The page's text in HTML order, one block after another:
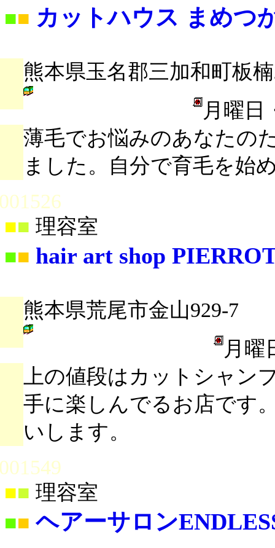
■■ カットハウス まめつ
熊本県玉名郡三加和町板楠
月曜日
薄毛でお悩みのあなたの
ました。自分で育毛を始
■ 理容室
■■ hair art shop
熊本県荒尾市金山929-7
月曜
上の値段はカットシャン
手に楽しんでるお店です
いします。
■ 理容室
■■ ヘアーサロン